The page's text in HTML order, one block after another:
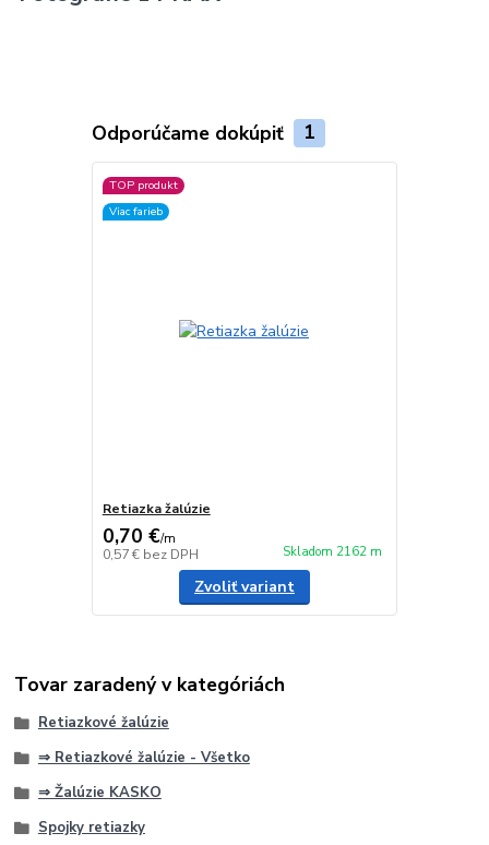
Odporúčame dokúpiť 1
TOP produkt
Viac farieb
Retiazka žalúzie
0,70 €/m
0,57 € bez DPH Skladom 2162 m
Zvoliť variant
Tovar zaradený v kategóriách
Retiazkové žalúzie
⇒ Retiazkové žalúzie - Všetko
⇒ Žalúzie KASKO
Spojky retiazky